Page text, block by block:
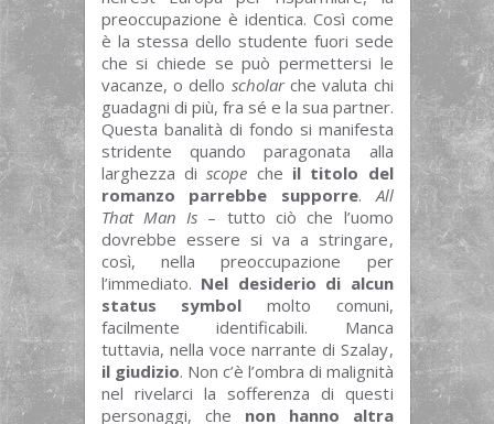
preoccupazione è identica. Così come
è la stessa dello studente fuori sede
che si chiede se può permettersi le
vacanze, o dello scholarche valuta chi
guadagni di più, fra sé e la sua partner.
Questa banalità di fondo si manifesta
stridente quando paragonata alla
larghezza discope che il titolo del
romanzo parrebbe supporre. All
That Man Is – tutto ciò che l’uomo
dovrebbe essere si va a stringare,
così, nella preoccupazione per
l’immediato. Nel desiderio di alcun
status symbol molto comuni,
facilmente identificabili. Manca
tuttavia, nella voce narrante di Szalay,
il giudizio. Non c’è l’ombra di malignità
nel rivelarci la sofferenza di questi
personaggi, che non hanno altra